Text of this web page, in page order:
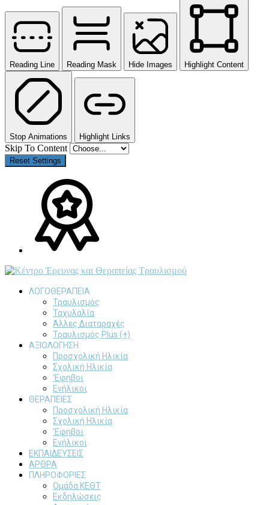
Reading Line Reading Mask Hide Images Highlight Content
Stop Animations Highlight Links
Skip To Content
Reset Settings
ΛΟΓΟΘΕΡΑΠΕΙΑ
Τραυλισμός
Ταχυλαλία
Άλλες Διαταραχές
Τραυλισμός Plus (+)
ΑΞΙΟΛΟΓΗΣΗ
Προσχολική Ηλικία
Σχολική Ηλικία
‘Εφηβοι
Ενήλικοι
ΘΕΡΑΠΕΙΕΣ
Προσχολική Ηλικία
Σχολική Ηλικία
‘Εφηβοι
Ενήλικοι
ΕΚΠΑΙΔΕΥΣΕΙΣ
ΑΡΘΡΑ
ΠΛΗΡΟΦΟΡΙΕΣ
Ομάδα ΚΕΘΤ
Εκδηλώσεις